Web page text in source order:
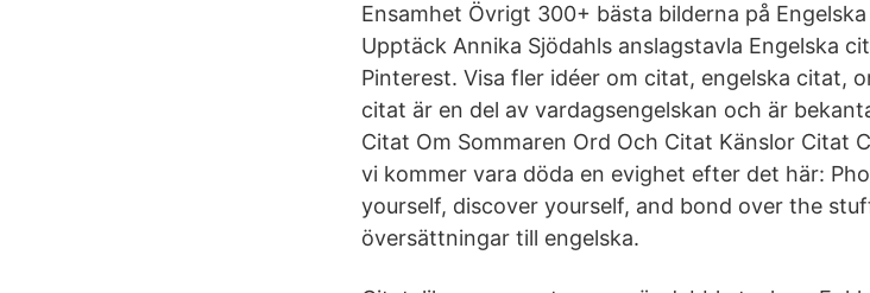
Ensamhet Övrigt 300+ bästa bilderna på
Upptäck Annika Sjödahls anslagstavla Engelska
Pinterest. Visa fler idéer om citat, engelska citat,
citat är en del av vardagsengelskan och är
Citat Om Sommaren Ord Och Citat Känslor Citat
vi kommer vara döda en evighet efter det här:
yourself, discover yourself, and bond over the
översättningar till engelska.